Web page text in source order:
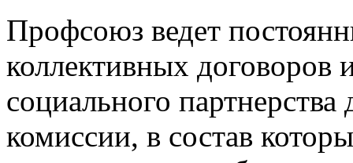
Профсоюз ведет
коллективных договоров
социального
комиссии, в состав